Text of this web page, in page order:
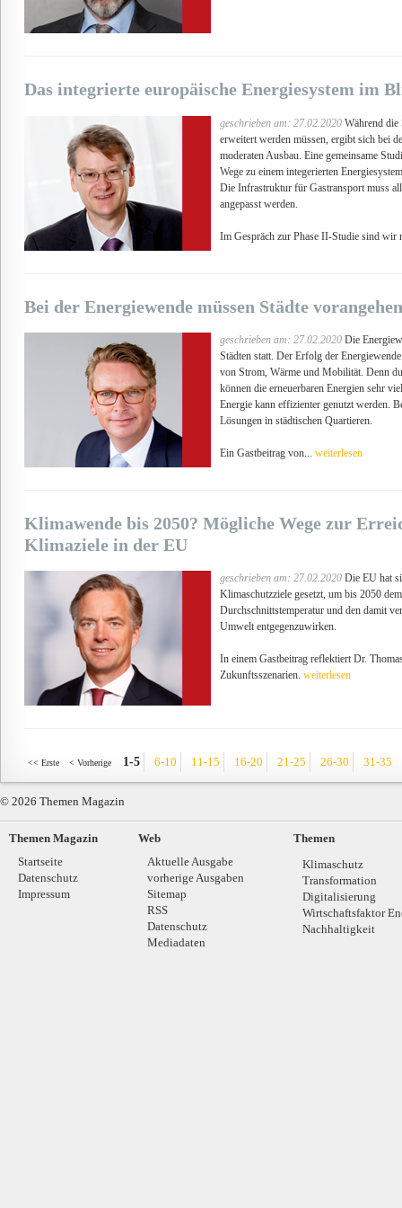
Das integrierte europäische Energiesystem im
geschrieben am: 27.02.2020Während die
erweitert werden müssen, ergibt sich bei
moderaten Ausbau. Eine gemeinsame
Wege zu einem integerierten
Die Infrastruktur für Gastransport muss
angepasst werden.
Im Gespräch zur Phase II-Studie sind wir
Bei der Energiewende müssen Städte vorangehen
geschrieben am: 27.02.2020Die
Städten statt. Der Erfolg der
von Strom, Wärme und Mobilität. Denn
können die erneuerbaren Energien sehr
Energie kann effizienter genutzt werden.
Lösungen in städtischen Quartieren.
Ein Gastbeitrag von... weiterlesen
Klimawende bis 2050? Mögliche Wege zur
Klimaziele in der EU
geschrieben am: 27.02.2020Die EU hat
Klimaschutzziele gesetzt, um bis 2050
Durchschnittstemperatur und den damit
Umwelt entgegenzuwirken.
In einem Gastbeitrag reflektiert Dr.
Zukunftsszenarien. weiterlesen
<< Erste < Vorherige 1-5 6-10 11-15 16-20 21-25 26-30 31-35
© 2026 Themen Magazin
Themen Magazin
Startseite
Datenschutz
Impressum
Web
Aktuelle Ausgabe
vorherige Ausgaben
Sitemap
RSS
Datenschutz
Mediadaten
Themen
Klimaschutz
Transformation
Digitalisierung
Wirtschaftsfaktor
Nachhaltigkeit